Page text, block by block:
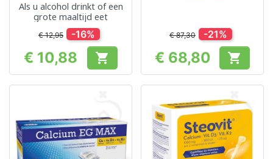
Als u alcohol drinkt of een
grote maaltijd eet
€ 12,95 -16%
Prijs
€ 10,88 
€ 87,30 -21%
Prijs
€ 68,80 